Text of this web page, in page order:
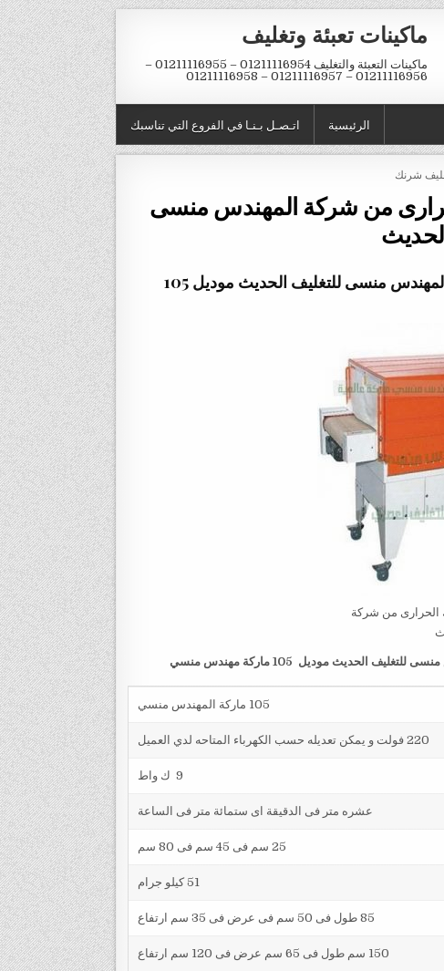
ماكينات تعبئة وتغليف
ماكينات التعبئة والتغليف 01211116954 – 01211116955 –
01211116956 – 01211116957 – 01211116958
اتـصـل بـنـا في الفروع التي تناسبك الرئيسية
شرنك
من شركة المهندس منسى
ماكينة تغليف بالسلفان الشرنك الحرارى من شركة المهندس منسى للتغليف الحديث موديل 105
الحرارى من شركة
للتغليف الحديث موديل 105 ماركة مهندس منسي
220 فولت و يمكن تعديله حسب الكهرباء المتاحه لدي العميل
9 ك واط
عشره متر فى الدقيقة اى ستمائة متر فى الساعة
25 سم فى 45 سم فى 80 سم
51 كيلو جرام
85 طول فى 50 سم فى عرض فى 35 سم ارتفاع
150 سم طول فى 65 سم عرض فى 120 سم ارتفاع